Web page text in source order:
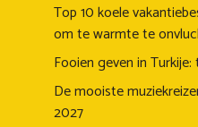
Top 10 koele
om te warmte te
Fooien geven in
De mooiste
2027